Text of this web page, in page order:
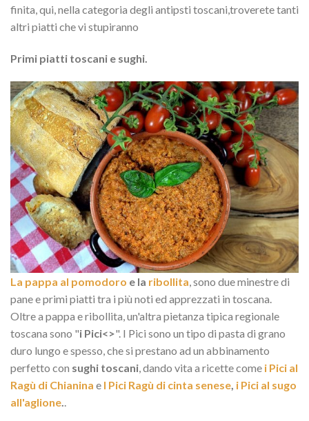
finita, qui, nella categoria degli antipsti toscani,troverete tanti
altri piatti che vi stupiranno
Primi piatti toscani e sughi.
La pappa al pomodoro e la ribollita, sono due minestre di
pane e primi piatti tra i più noti ed apprezzati in toscana.
Oltre a pappa e ribollita, un'altra pietanza tipica regionale
toscana sono "i Pici<>". I Pici sono un tipo di pasta di grano
duro lungo e spesso, che si prestano ad un abbinamento
perfetto con sughi toscani, dando vita a ricette come i Pici al
Ragù di Chianina e I Pici Ragù di cinta senese, i Pici al sugo
all'aglione..